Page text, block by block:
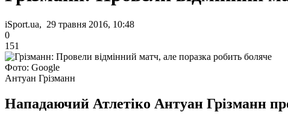
iSport.ua, 29 травня 2016, 10:48
0
151
Фото: Google
Антуан Грізманн
Нападаючий Атлетіко Антуан Грізманн